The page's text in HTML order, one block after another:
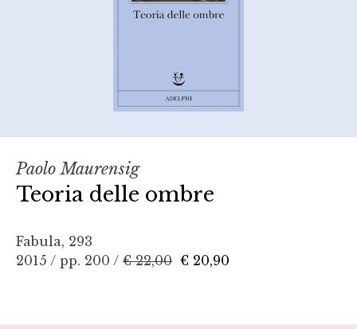
Paolo Maurensig
Teoria delle ombre
Fabula, 293
2015 / pp. 200 / € 22,00 € 20,90